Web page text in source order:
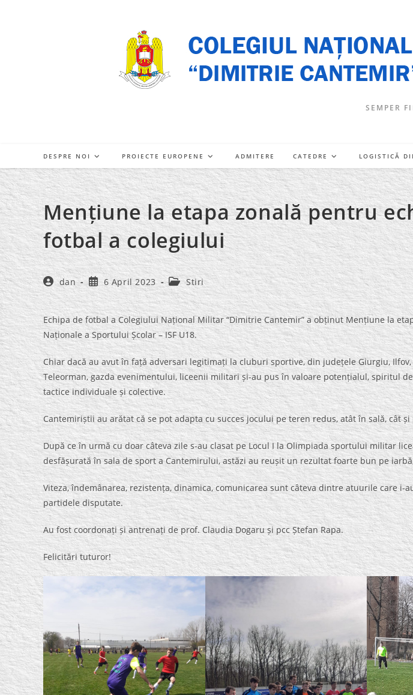
SEMPER
DESPRE NOI PROIECTE EUROPENE ADMITERE CATEDRE LOGISTICĂ
Mențiune la etapa zonală pentru
fotbal a colegiului
Post
author:
dan
Post
published:
6 April 2023
Post
category:
Stiri
Echipa de fotbal a Colegiului Național Militar “Dimitrie Cantemir” a obținut Mențiune la
Naționale a Sportului Școlar – ISF U18.
Chiar dacă au avut în față adversari legitimați la cluburi sportive, din județele Giurgiu, Ilfov,
Teleorman, gazda evenimentului, liceenii militari și-au pus în valoare potențialul, spiritul
tactice individuale și colective.
Cantemiriștii au arătat că se pot adapta cu succes jocului pe teren redus, atât în sală, cât și
După ce în urmă cu doar câteva zile s-au clasat pe Locul I la Olimpiada sportului militar
desfășurată în sala de sport a Cantemirului, astăzi au reușit un rezultat foarte bun pe
Viteza, îndemânarea, rezistența, dinamica, comunicarea sunt câteva dintre atuurile care i-
partidele disputate.
Au fost coordonați și antrenați de prof. Claudia Dogaru și pcc Ștefan Rapa.
Felicitări tuturor!